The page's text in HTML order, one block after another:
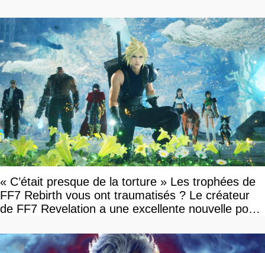
« C’était presque de la torture » Les trophées de
FF7 Rebirth vous ont traumatisés ? Le créateur
de FF7 Revelation a une excellente nouvelle pour